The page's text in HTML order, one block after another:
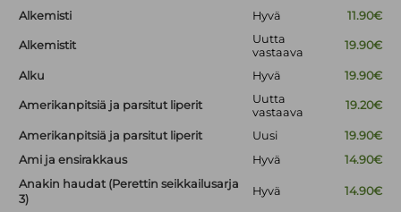
Alkemisti Hyvä 11.90€
Alkemistit
Uutta
vastaava
19.90€
Alku Hyvä 19.90€
Amerikanpitsiä ja parsitut liperit
Uutta
vastaava
19.20€
Amerikanpitsiä ja parsitut liperit Uusi
19.90€
Ami ja ensirakkaus
Hyvä
14.90€
Anakin haudat (Perettin seikkailusarja
3)
Hyvä 14.90€